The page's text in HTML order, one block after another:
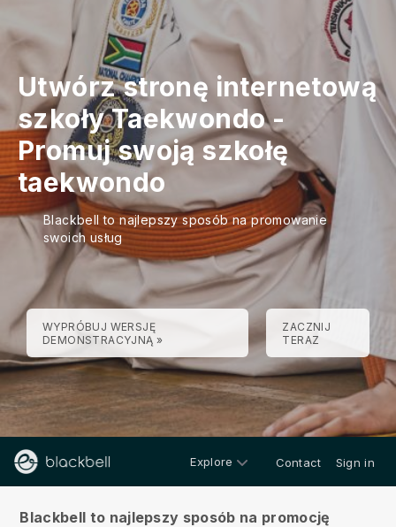
Utwórz stronę internetową
szkoły Taekwondo-
Promuj swoją szkołę
taekwondo
Blackbell to najlepszy sposób na promowanie
swoich usług
WYPRÓBUJ WERSJĘ
DEMONSTRACYJNĄ »
ZACZNIJ
TERAZ
Explore Contact Sign in
Blackbell to najlepszy sposób na promocję